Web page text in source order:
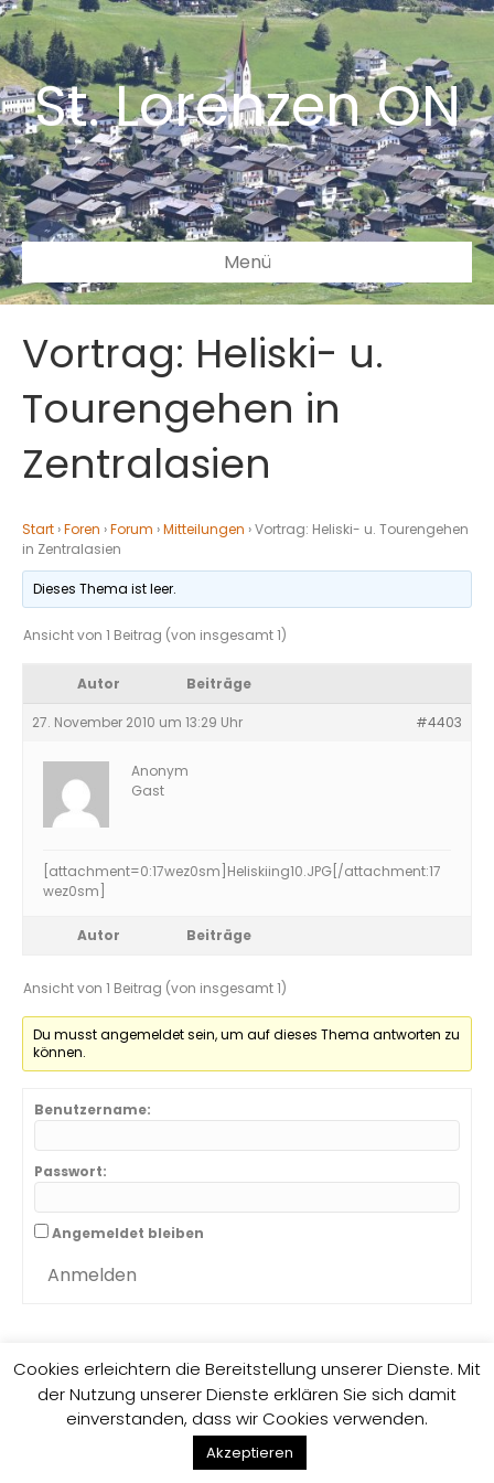
St. Lorenzen ON
Menü
Vortrag: Heliski- u.
Tourengehen in
Zentralasien
Start ›Foren ›Forum ›Mitteilungen ›Vortrag: Heliski- u. Tourengehen
in Zentralasien
Dieses Thema ist leer.
Ansicht von 1 Beitrag (von insgesamt 1)
Autor Beiträge
27. November 2010 um 13:29 Uhr #4403
Anonym
Gast
[attachment=0:17wez0sm] Heliskiing10.JPG [/attachment:17
wez0sm]
Autor Beiträge
Ansicht von 1 Beitrag (von insgesamt 1)
Du musst angemeldet sein, um auf dieses Thema antworten zu
können.
Benutzername:
Passwort:
Angemeldet bleiben
Anmelden
Impressum Datenschutzrichtlinie
Cookies erleichtern die Bereitstellung unserer Dienste. Mit
der Nutzung unserer Dienste erklären Sie sich damit
einverstanden, dass wir Cookies verwenden.
Akzeptieren